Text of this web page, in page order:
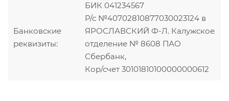
Банковские
реквизиты:
БИК 041234567
Р/с №40702810877030023124 в
ЯРОСЛАВСКИЙ Ф-Л. Калужское
отделение № 8608 ПАО
Сбербанк,
Кор/счет 30101810100000000612